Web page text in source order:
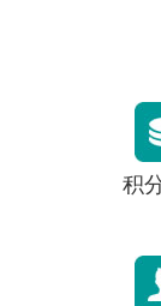
积